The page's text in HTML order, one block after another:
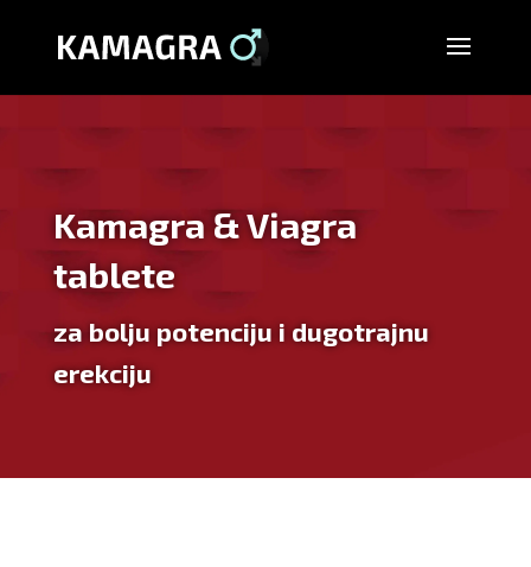
Kamagra & Viagra
tablete
za bolju potenciju i dugotrajnu
erekciju